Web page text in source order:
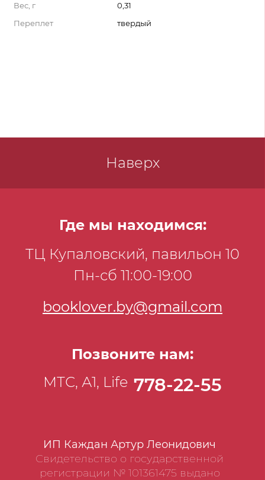
Вес, г
0,31
Переплет
твердый
Наверх
ИП Каждан Артур Леонидович
Свидетельство о государственной
регистрации № 101361475 выдано
Где мы находимся:
ТЦ Купаловский, павильон 10
Пн-сб 11:00-19:00
booklover.by@gmail.com
Позвоните нам:
МТС, А1, Life 778-22-55